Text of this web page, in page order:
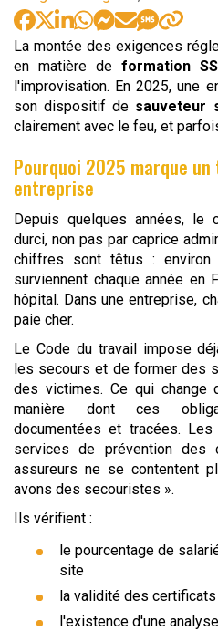
La montée des exigences
en matière de formation
l'improvisation. En 2025, une
son dispositif de sauveteur
clairement avec le feu, et
Pourquoi 2025 marque
entreprise
Depuis quelques années, le
durci, non pas par caprice
chiffres sont têtus : environ
surviennent chaque année en
hôpital. Dans une entreprise,
paie cher.
Le Code du travail impose
les secours et de former des
des victimes. Ce qui change
manière dont ces
documentées et tracées.
services de prévention des
assureurs ne se contentent
avons des secouristes ».
Ils vérifient :
le pourcentage de
site
la validité des certificats
l'existence d'une